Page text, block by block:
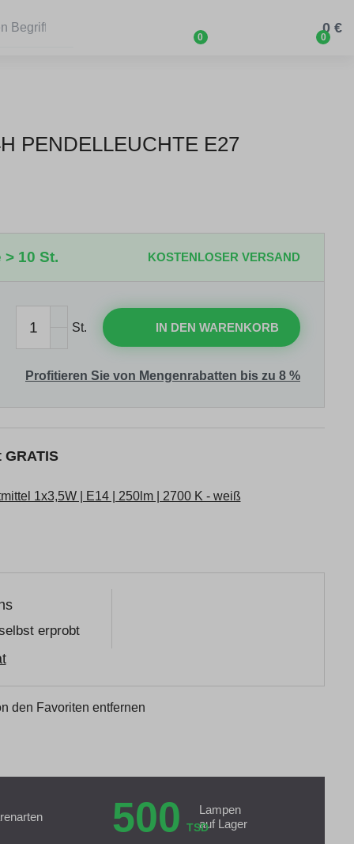
0 0
0 €
PENDELLEUCHTE E27
10 St. KOSTENLOSER VERSAND
St. IN DEN WARENKORB
Profitieren Sie von Mengenrabatten bis zu 8 %
1x3,5W | E14 | 250lm | 2700 K - weiß
erprobt
den Favoriten entfernen
500 TSD
Lampen
auf Lager